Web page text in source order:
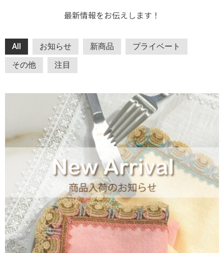
最新情報をお伝えします！
All お知らせ 新商品
プライベート
その他
注目